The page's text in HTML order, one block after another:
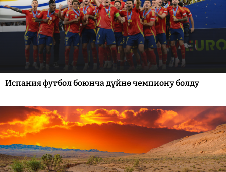
Испания футбол боюнча дүйнө чемпиону болду